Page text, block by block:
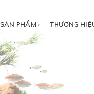
SẢN PHẨM THƯƠNG